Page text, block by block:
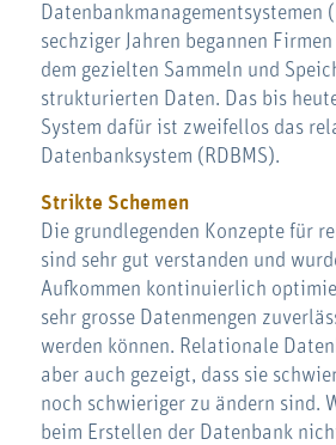
Datenbankmanagementsystemen
sechziger Jahren begannen
dem gezielten Sammeln und
strukturierten Daten. Das bis
System dafür ist zweifellos das
Datenbanksystem (RDBMS).
Strikte Schemen
Die grundlegenden Konzepte für
sind sehr gut verstanden und
Aufkommen kontinuierlich
sehr grosse Datenmengen
werden können. Relationale
aber auch gezeigt, dass sie
noch schwieriger zu ändern sind.
beim Erstellen der Datenbank